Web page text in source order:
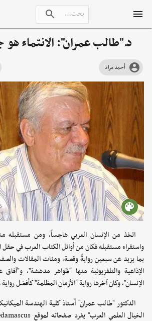
د."طالب عمران": الانتماء هو
أحمد مراد
اتخذ من الإنسان العربي هاجساً، ومن مستقبله
واستقراء مستقبله فكان من أوائل الكتاب العرب في
بما يزيد عن سبعين روايةً وقصة، ومئات المقالات
الإذاعية والتلفزيونية منها "ظواهر مدهشة"،
الإنسان"، وكان آخرها رواية "الأزمان المظلمة" كأفضل
الدكتور "طالب عمران" أستاذ كلية الهندسة